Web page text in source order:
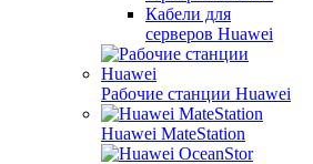
Кабели для
серверов Huawei
Рабочие станции Huawei
Huawei MateStation